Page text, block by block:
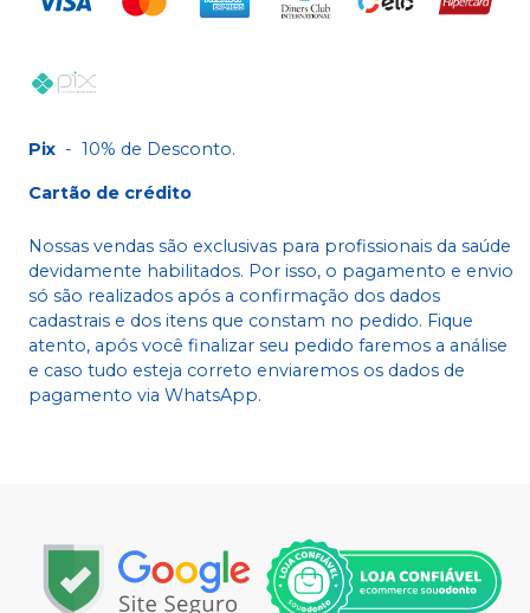
Pix - 10% de Desconto.
Cartão de crédito
Nossas vendas são exclusivas para profissionais da saúde
devidamente habilitados. Por isso, o pagamento e envio
só são realizados após a confirmação dos dados
cadastrais e dos itens que constam no pedido. Fique
atento, após você finalizar seu pedido faremos a análise
e caso tudo esteja correto enviaremos os dados de
pagamento via WhatsApp.